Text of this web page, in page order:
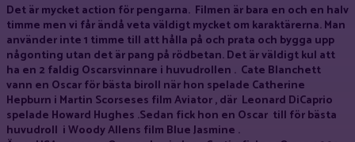
Det är mycket action för pengarna. Filmen är bara en och en halv
timme men vi får ändå veta väldigt mycket om karaktärerna. Man
använder inte 1 timme till att hålla på och prata och bygga upp
någonting utan det är pang på rödbetan. Det är väldigt kul att
ha en 2 faldig Oscarsvinnare i huvudrollen . Cate Blanchett
vann en Oscar för bästa biroll när hon spelade Catherine
Hepburn i Martin Scorseses film Aviator , där Leonard DiCaprio
spelade Howard Hughes .Sedan fick hon en Oscar till för bästa
huvudroll i Woody Allens film Blue Jasmine .